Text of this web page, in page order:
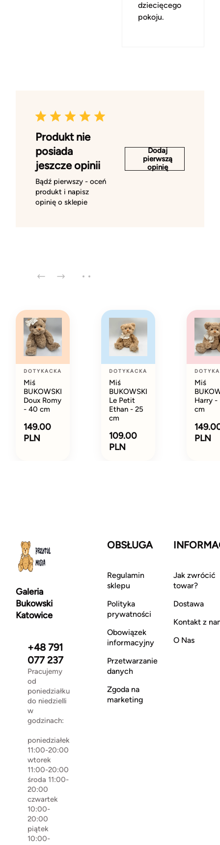
dziecięcego
pokoju.
Produkt nie
posiada
jeszcze opinii
Bądź pierwszy - oceń
produkt i napisz
opinię o sklepie
Dodaj
pierwszą
opinię
DOTYKACKA
Miś
BUKOWSKI
Doux Romy
- 40 cm
149.00
PLN
DOTYKACKA
Miś
BUKOWSKI
Le Petit
Ethan - 25
cm
109.00
PLN
Miś
Harry -
cm
PLN
Galeria
Bukowski
Katowice
+48 791
077 237
Pracujemy
od
poniedziałku
do niedzielli
w
godzinach:
poniedziałek
11:00-20:00
wtorek
11:00-20:00
środa 11:00-
20:00
czwartek
10:00-
20:00
piątek
10:00-
OBSŁUGA
Regulamin
sklepu
Polityka
prywatności
Obowiązek
informacyjny
Przetwarzanie
danych
Zgoda na
marketing
Jak zwrócić
towar?
Dostawa
Kontakt z
O Nas